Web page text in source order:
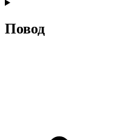
Повод